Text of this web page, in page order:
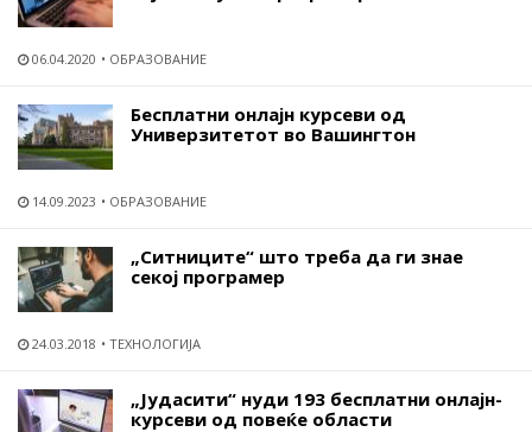
06.04.2020 ОБРАЗОВАНИЕ
Бесплатни онлајн курсеви од
Универзитетот во Вашингтон
14.09.2023 ОБРАЗОВАНИЕ
„Ситниците“ што треба да ги знае
секој програмер
24.03.2018 ТЕХНОЛОГИЈА
„Јудасити“ нуди 193 бесплатни онлајн-
курсеви од повеќе области